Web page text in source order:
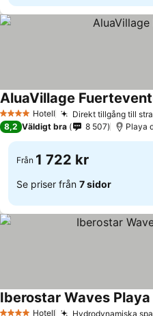
4 StjärnorHotell Direkt tillgång till
AluaVillage
8,2 Väldigt bra 8 507 Playa
Från 1 722 kr
Se priser från 7 sidor
Hotell Hydrodynamiska
Iberostar Waves